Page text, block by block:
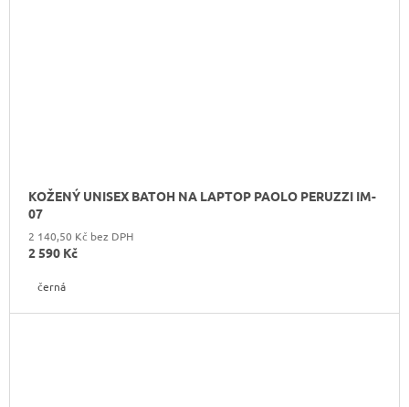
KOŽENÝ UNISEX BATOH NA LAPTOP PAOLO PERUZZI IM-
07
2 140,50 Kč bez DPH
2 590 Kč
černá